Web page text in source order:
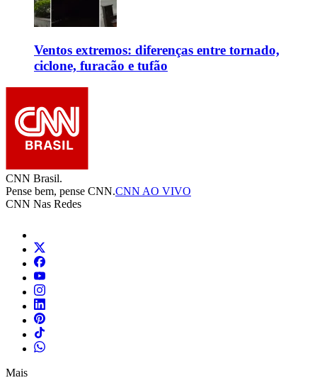
Ventos extremos: diferenças entre tornado,
ciclone, furacão e tufão
CNN Brasil.
Pense bem, pense CNN.CNN AO VIVO
CNN Nas Redes
Mais